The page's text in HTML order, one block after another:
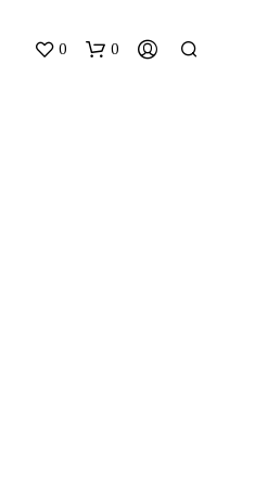
0 0